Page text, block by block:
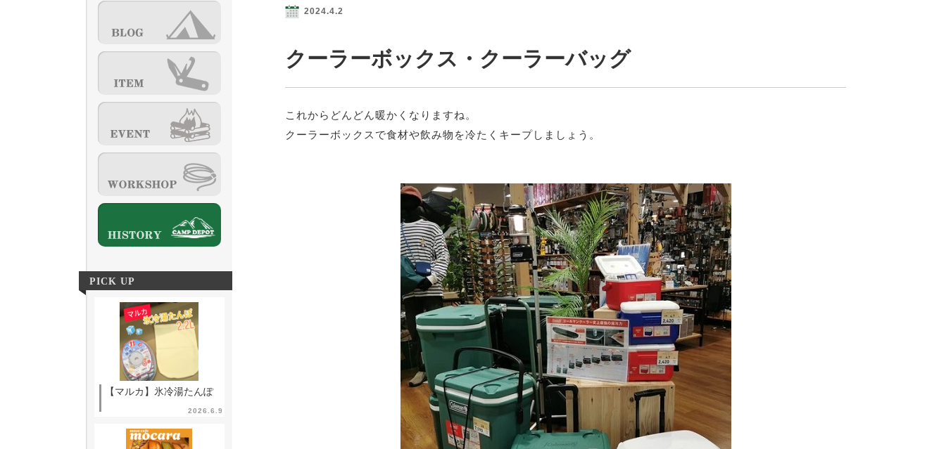
2024.4.2
クーラーボックス・クーラーバッグ
これからどんどん暖かくなりますね。
クーラーボックスで食材や飲み物を冷たくキープしましょう。
PICK UP
2026.6.9
【マルカ】氷冷湯たんぽ